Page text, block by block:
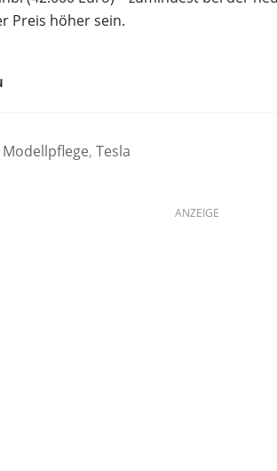
Preis höher sein.
Modellpflege, Tesla
ANZEIGE